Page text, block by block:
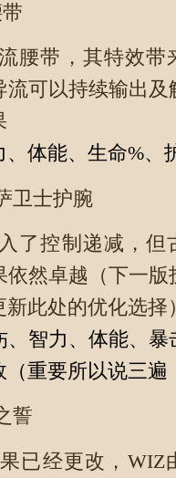
腰带，其特效带
流可以持续输出及
体能、生命%、
卫士护腕
了控制递减，但
依然卓越（下一版
此处的优化选择
、智力、体能、暴
重要所以说三遍
誓
已经更改，WIZ